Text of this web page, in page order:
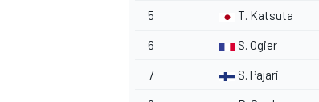
5 T. Katsuta
6 S. Ogier
7 S. Pajari